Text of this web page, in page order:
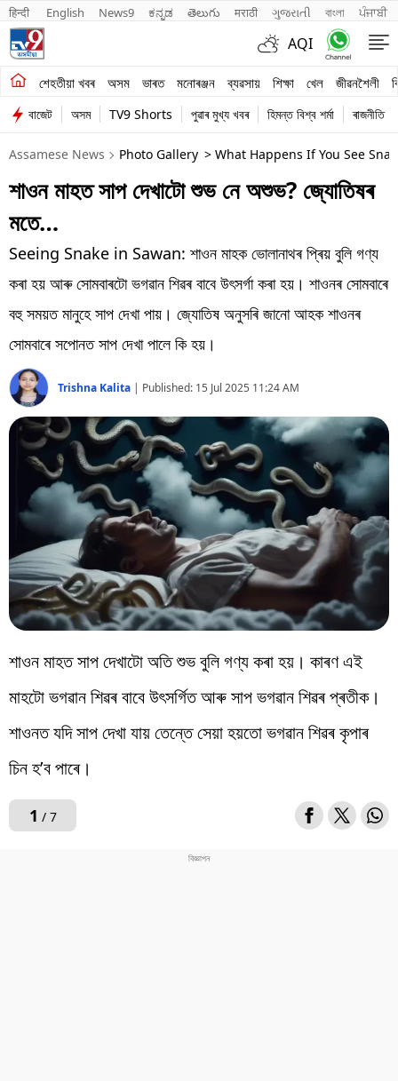
हिन्दी English News9 ಕನ್ನಡ తెలుగు मराठी ગુજરાતી বাংলা ਪੰਜਾਬੀ
AQI
শেহতীয়া খবৰ অসম ভাৰত মনোৰঞ্জন ব্যৱসায় শিক্ষা খেল জীৱনশৈলী
শেহতীয়া খবৰ
অসম
ভাৰত
মনোৰঞ্জন
শিক্ষা
খেল
জীৱনশৈলী
বিশ্ব
প্ৰযুক্তি
Videos
বাজেট অসম TV9 Shorts পুৱাৰ মুখ্য খবৰ হিমন্ত বিশ্ব শৰ্মা ৰাজনীতি
Assamese News Photo Gallery > What Happens If You See
শাওন মাহত সাপ দেখাটো শুভ নে অশুভ? জ্যোতিষৰ
মতে…
Seeing Snake in Sawan: শাওন মাহক ভোলানাথৰ প্ৰিয় বুলি গণ্য
কৰা হয় আৰু সোমবাৰটো ভগৱান শিৱৰ বাবে উৎসৰ্গা কৰা হয়। শাওনৰ সোমবাৰে
বহু সময়ত মানুহে সাপ দেখা পায়। জ্যোতিষ অনুসৰি জানো আহক শাওনৰ
সোমবাৰে সপোনত সাপ দেখা পালে কি হয়।
Trishna Kalita | Published: 15 Jul 2025 11:24 AM
শাওন মাহত সাপ দেখাটো অতি শুভ বুলি গণ্য কৰা হয়। কাৰণ এই
মাহটো ভগৱান শিৱৰ বাবে উৎসৰ্গিত আৰু সাপ ভগৱান শিৱৰ প্ৰতীক।
শাওনত যদি সাপ দেখা যায় তেন্তে সেয়া হয়তো ভগৱান শিৱৰ কৃপাৰ
চিন হ’ব পাৰে।
1 / 7